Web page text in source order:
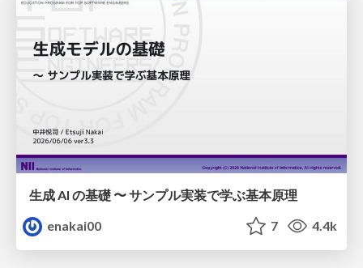
生成 AI の基礎 〜 サンプル実装で学ぶ基本原理
enakai00
7 4.4k